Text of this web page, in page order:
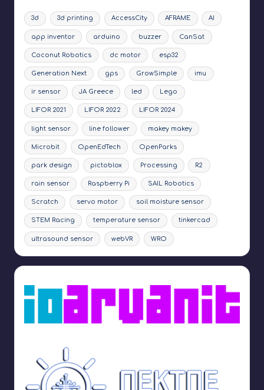
3d 3d printing AccessCity AFRAME AI
app inventor arduino buzzer CanSat
Coconut Robotics dc motor esp32
Generation Next gps GrowSimple imu
ir sensor JA Greece led Lego
LIFOR 2021 LIFOR 2022 LIFOR 2024
light sensor line follower makey makey
Microbit OpenEdTech OpenParks
park design pictoblox Processing R2
rain sensor Raspberry Pi SAIL Robotics
Scratch servo motor soil moisture sensor
STEM Racing temperature sensor tinkercad
ultrasound sensor webVR WRO